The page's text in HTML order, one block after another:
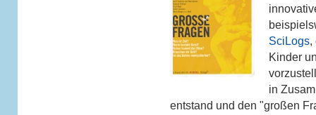
SciLogs,
Kinder
in
entstand und den "großen